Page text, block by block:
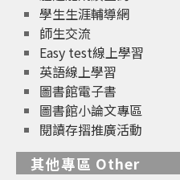
學生生涯輔導網
師生交流
Easy test線上學習
英語線上學習
圖書館電子書
圖書館小論文專區
閱讀存摺推廣活動
其他專區 Other